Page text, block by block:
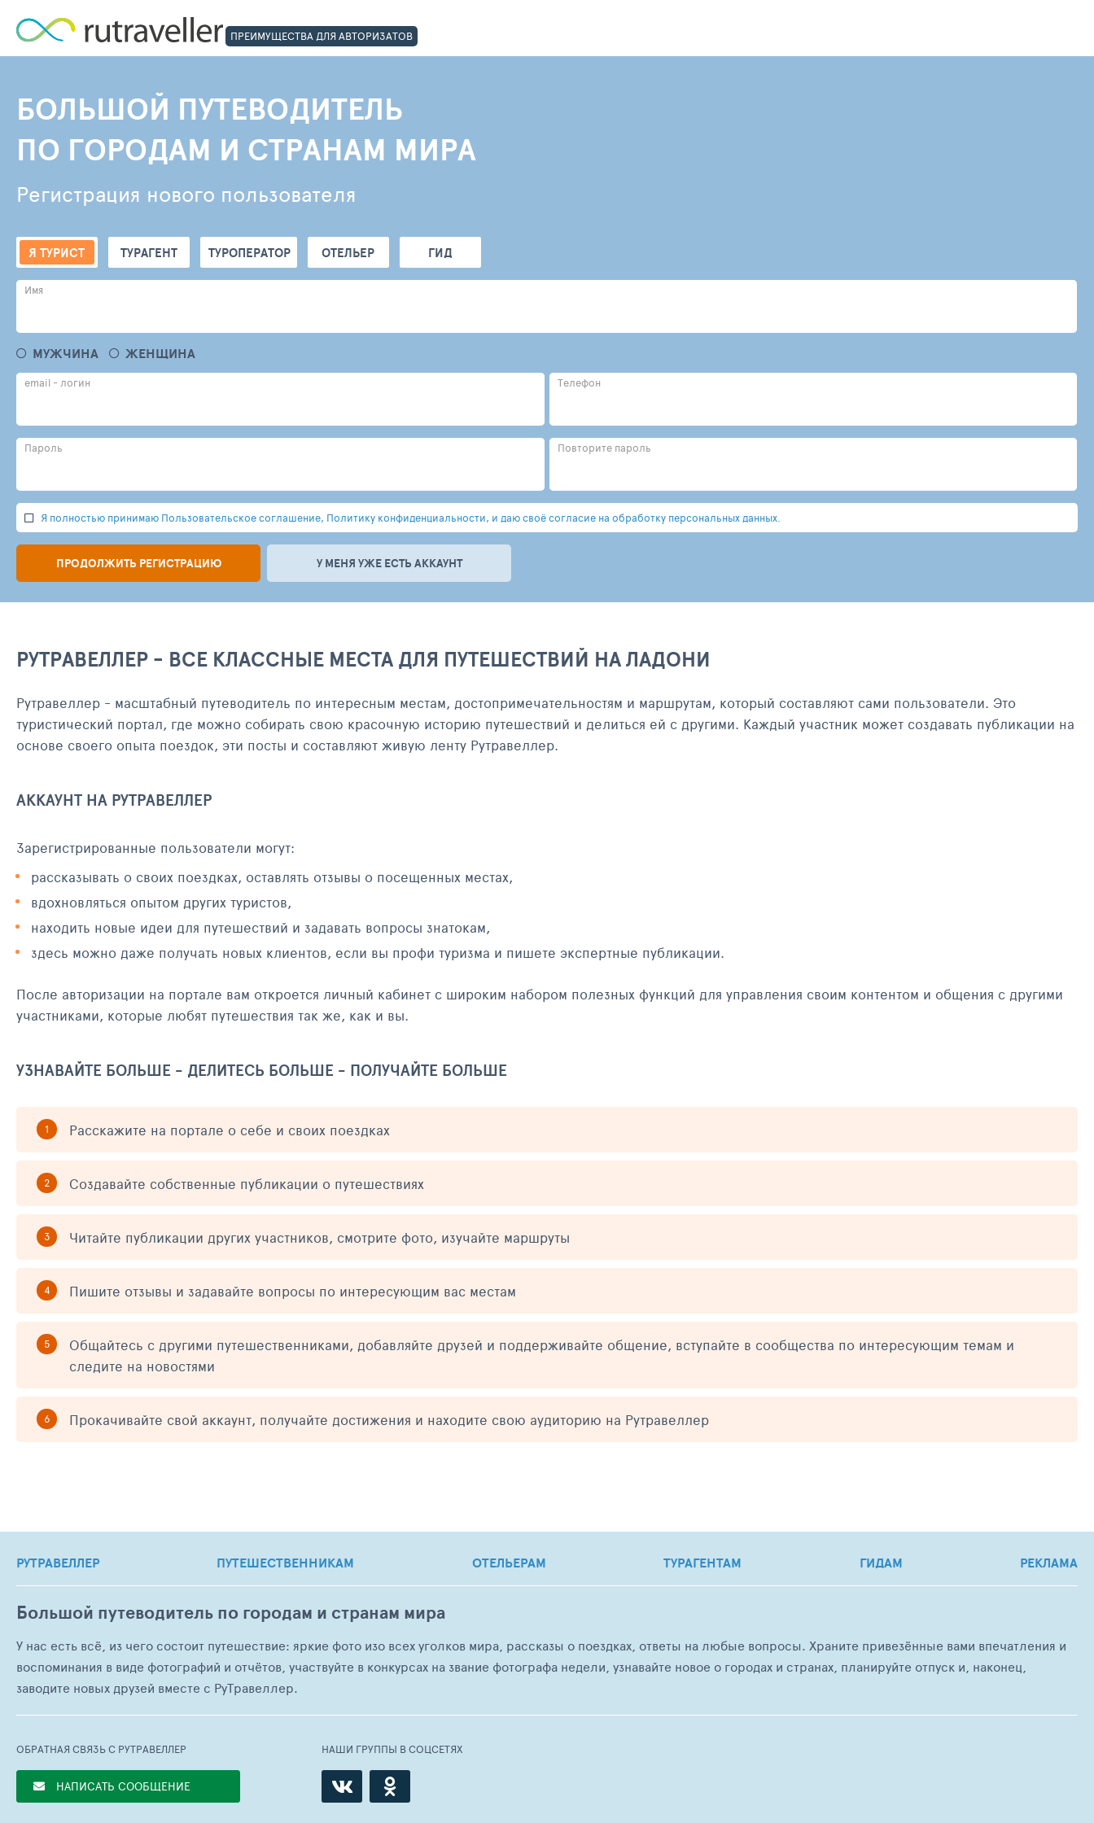
ПРЕИМУЩЕСТВА ДЛЯ АВТОРИЗАТОВ
БОЛЬШОЙ ПУТЕВОДИТЕЛЬ
ПО ГОРОДАМ И СТРАНАМ МИРА
Регистрация нового пользователя
Я ТУРИСТ ТУРАГЕНТ ТУРОПЕРАТОР ОТЕЛЬЕР ГИД
Имя
МУЖЧИНА ЖЕНЩИНА
email - логин Телефон
Пароль Повторите пароль
Я полностью принимаю Пользовательское соглашение, Политику конфиденциальности, и даю своё согласие на обработку персональных данных.
ПРОДОЛЖИТЬ РЕГИСТРАЦИЮ У МЕНЯ УЖЕ ЕСТЬ АККАУНТ
РУТРАВЕЛЛЕР - ВСЕ КЛАССНЫЕ МЕСТА ДЛЯ ПУТЕШЕСТВИЙ НА ЛАДОНИ
Рутравеллер - масштабный путеводитель по интересным местам, достопримечательностям и маршрутам, который составляют сами пользователи. Это
туристический портал, где можно собирать свою красочную историю путешествий и делиться ей с другими. Каждый участник может создавать публикации на
основе своего опыта поездок, эти посты и составляют живую ленту Рутравеллер.
АККАУНТ НА РУТРАВЕЛЛЕР
Зарегистрированные пользователи могут:
рассказывать о своих поездках, оставлять отзывы о посещенных местах,
вдохновляться опытом других туристов,
находить новые идеи для путешествий и задавать вопросы знатокам,
здесь можно даже получать новых клиентов, если вы профи туризма и пишете экспертные публикации.
После авторизации на портале вам откроется личный кабинет с широким набором полезных функций для управления своим контентом и общения с другими
участниками, которые любят путешествия так же, как и вы.
УЗНАВАЙТЕ БОЛЬШЕ - ДЕЛИТЕСЬ БОЛЬШЕ - ПОЛУЧАЙТЕ БОЛЬШЕ
Расскажите на портале о себе и своих поездках
Создавайте собственные публикации о путешествиях
Читайте публикации других участников, смотрите фото, изучайте маршруты
Пишите отзывы и задавайте вопросы по интересующим вас местам
Общайтесь с другими путешественниками, добавляйте друзей и поддерживайте общение, вступайте в сообщества по интересующим темам и
следите на новостями
Прокачивайте свой аккаунт, получайте достижения и находите свою аудиторию на Рутравеллер
РУТРАВЕЛЛЕР ПУТЕШЕСТВЕННИКАМ ОТЕЛЬЕРАМ ТУРАГЕНТАМ ГИДАМ РЕКЛАМА
Большой путеводитель по городам и странам мира
У нас есть всё, из чего состоит путешествие: яркие фото изо всех уголков мира, рассказы о поездках, ответы на любые вопросы. Храните привезённые вами впечатления и
воспоминания в виде фотографий и отчётов, участвуйте в конкурсах на звание фотографа недели, узнавайте новое о городах и странах, планируйте отпуск и, наконец,
заводите новых друзей вместе с РуТравеллер.
ОБРАТНАЯ СВЯЗЬ С РУТРАВЕЛЛЕР
НАПИСАТЬ СООБЩЕНИЕ
НАШИ ГРУППЫ В СОЦСЕТЯХ